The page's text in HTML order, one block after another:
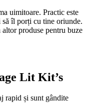
uimitoare. Practic este
să îl porți cu tine oriunde.
altor produse pentru buze
Lit Kit’s
rapid și sunt gândite